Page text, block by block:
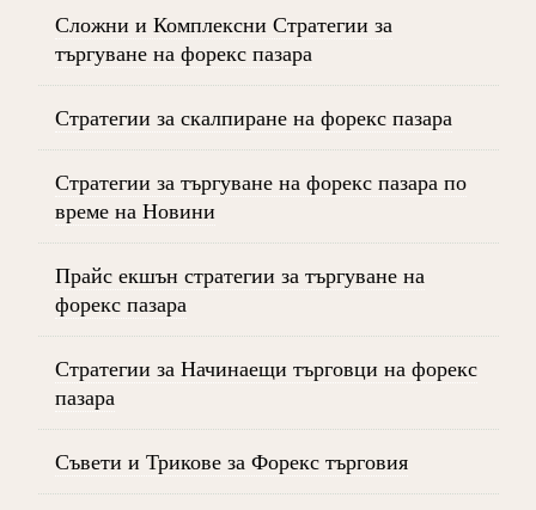
Сложни и Комплексни Стратегии за
търгуване на форекс пазара
Стратегии за скалпиране на форекс пазара
Стратегии за търгуване на форекс пазара по
време на Новини
Прайс екшън стратегии за търгуване на
форекс пазара
Стратегии за Начинаещи търговци на форекс
пазара
Съвети и Трикове за Форекс търговия